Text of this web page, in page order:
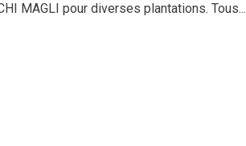
MAGLI pour diverses plantations. Tous...